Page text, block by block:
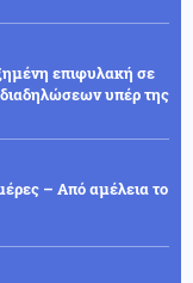
επιφυλακή σε
υπέρ της
– Από αμέλεια το